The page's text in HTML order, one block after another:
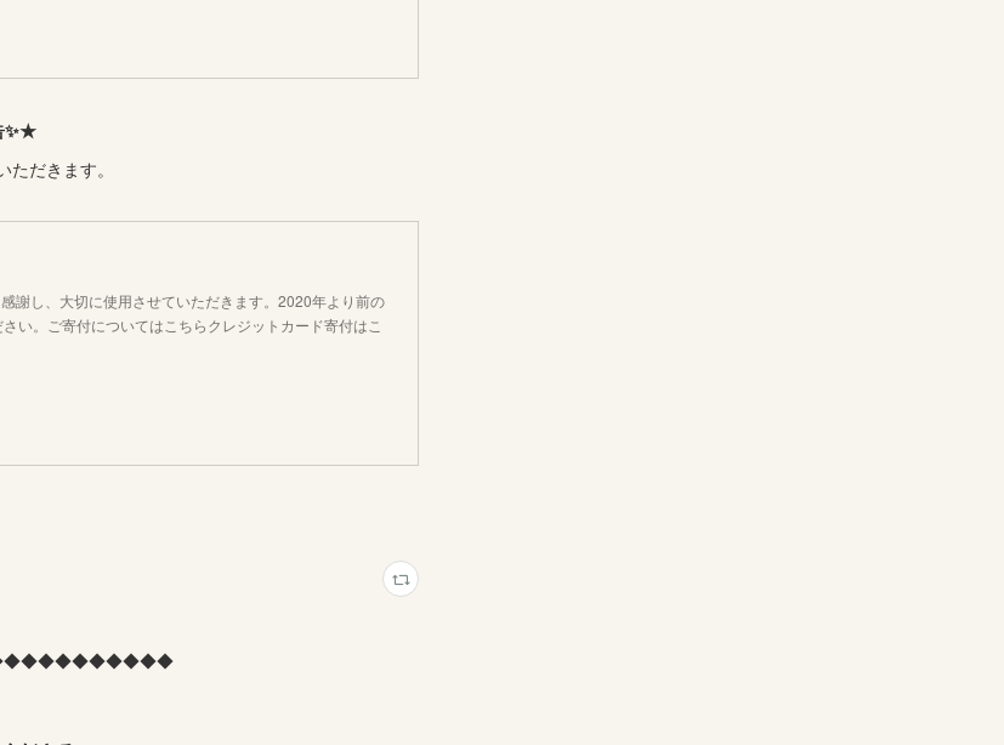
✨★
だきます。
謝し、大切に使用させていただきます。2020年より前の
い。ご寄付についてはこちらクレジットカード寄付はこ